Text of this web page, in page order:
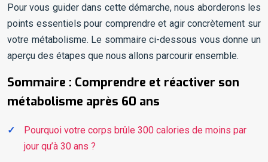
Pour vous guider dans cette démarche, nous aborderons les
points essentiels pour comprendre et agir concrètement sur
votre métabolisme. Le sommaire ci-dessous vous donne un
aperçu des étapes que nous allons parcourir ensemble.
Sommaire : Comprendre et réactiver son
métabolisme après 60 ans
Pourquoi votre corps brûle 300 calories de moins par
jour qu’à 30 ans ?